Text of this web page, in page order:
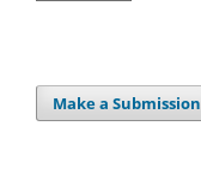
Make a Submission